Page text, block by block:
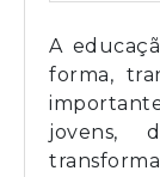
A
forma,
jovens,